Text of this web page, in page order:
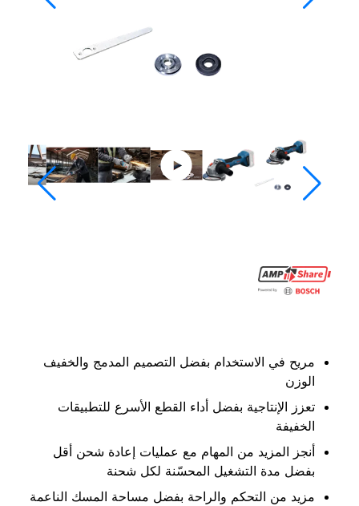
مريح في الاستخدام بفضل التصميم المدمج والخفيف
الوزن
تعزز الإنتاجية بفضل أداء القطع الأسرع للتطبيقات
الخفيفة
أنجز المزيد من المهام مع عمليات إعادة شحن أقل
بفضل مدة التشغيل المحسّنة لكل شحنة
مزيد من التحكم والراحة بفضل مساحة المسك الناعمة